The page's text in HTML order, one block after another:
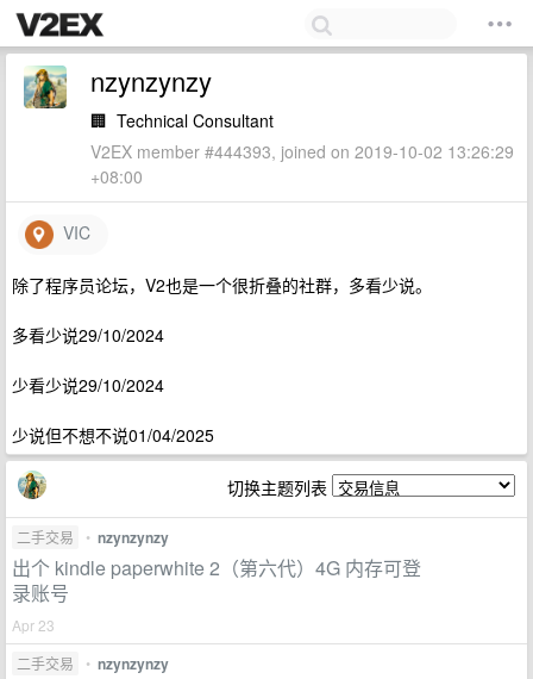
nzynzynzy
🏢 Technical Consultant
V2EX member #444393, joined on 2019-10-02 13:26:29
+08:00
VIC
除了程序员论坛，V2也是一个很折叠的社群，多看少说。
多看少说29/10/2024
少看少说29/10/2024
少说但不想不说01/04/2025
切换主题列表
二手交易 • nzynzynzy
出个 kindle paperwhite 2（第六代）4G 内存可登
录账号
Apr 23
二手交易
• nzynzynzy